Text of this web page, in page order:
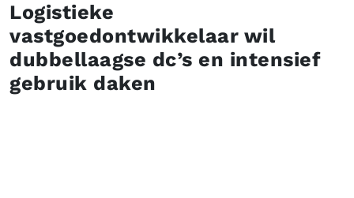
Logistieke
vastgoedontwikkelaar wil
dubbellaagse dc’s en intensief
gebruik daken